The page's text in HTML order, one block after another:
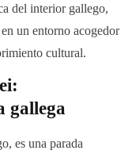
del interior gallego,
un entorno acogedor
cultural.
gallega
es una parada